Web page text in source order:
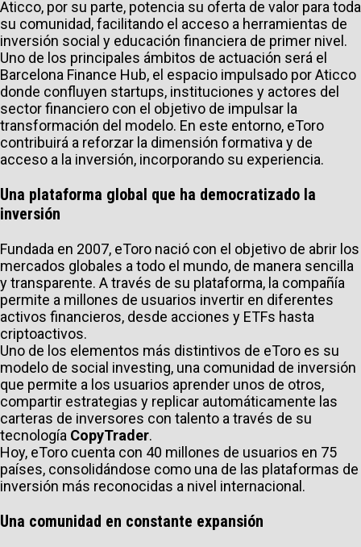
Aticco, por su parte, potencia su oferta de valor para toda
su comunidad, facilitando el acceso a herramientas de
inversión social y educación financiera de primer nivel.
Uno de los principales ámbitos de actuación será el
Barcelona Finance Hub, el espacio impulsado por Aticco
donde confluyen startups, instituciones y actores del
sector financiero con el objetivo de impulsar la
transformación del modelo. En este entorno, eToro
contribuirá a reforzar la dimensión formativa y de
acceso a la inversión, incorporando su experiencia.
Una plataforma global que ha democratizado la
inversión
Fundada en 2007, eToro nació con el objetivo de abrir los
mercados globales a todo el mundo, de manera sencilla
y transparente. A través de su plataforma, la compañía
permite a millones de usuarios invertir en diferentes
activos financieros, desde acciones y ETFs hasta
criptoactivos.
Uno de los elementos más distintivos de eToro es su
modelo de social investing, una comunidad de inversión
que permite a los usuarios aprender unos de otros,
compartir estrategias y replicar automáticamente las
carteras de inversores con talento a través de su
tecnología CopyTrader.
Hoy, eToro cuenta con 40 millones de usuarios en 75
países, consolidándose como una de las plataformas de
inversión más reconocidas a nivel internacional.
Una comunidad en constante expansión